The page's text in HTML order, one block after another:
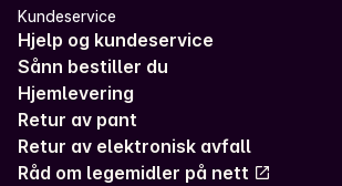
Kundeservice
Hjelp og kundeservice
Sånn bestiller du
Hjemlevering
Retur av pant
Retur av elektronisk avfall
Råd om legemidler på nett